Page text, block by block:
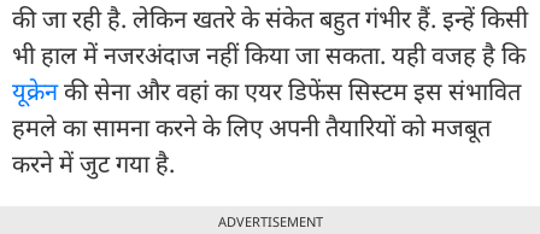
की जा रही है. लेकिन खतरे के संकेत बहुत गंभीर हैं. इन्हें किसी
भी हाल में नजरअंदाज नहीं किया जा सकता. यही वजह है कि
यूक्रेनकी सेना और वहां का एयर डिफेंस सिस्टम इस संभावित
हमले का सामना करने के लिए अपनी तैयारियों को मजबूत
करने में जुट गया है.
ADVERTISEMENT